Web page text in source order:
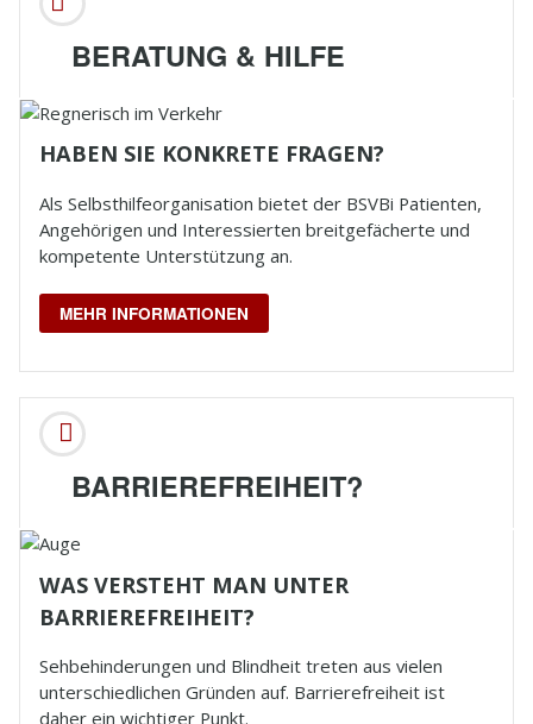
BERATUNG & HILFE
HABEN SIE KONKRETE FRAGEN?
Als Selbsthilfeorganisation bietet der BSVBi Patienten,
Angehörigen und Interessierten breitgefächerte und
kompetente Unterstützung an.
MEHR INFORMATIONEN
BARRIEREFREIHEIT?
WAS VERSTEHT MAN UNTER
BARRIEREFREIHEIT?
Sehbehinderungen und Blindheittreten aus vielen
unterschiedlichen Gründen auf. Barrierefreiheit ist
daher ein wichtiger Punkt.